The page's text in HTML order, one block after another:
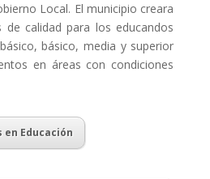
Local. El municipio creara
de calidad para los educandos
básico, media y superior
en áreas con condiciones
en Educación